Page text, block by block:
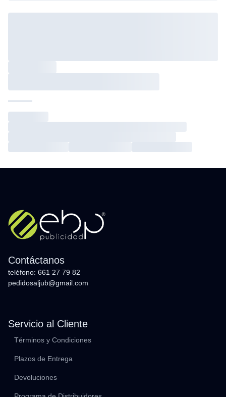
Contáctanos
teléfono: 661 27 79 82
pedidosaljub@gmail.com
Servicio al Cliente
Términos y Condiciones
Plazos de Entrega
Devoluciones